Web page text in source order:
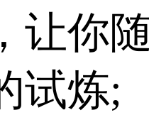
让你
试炼;